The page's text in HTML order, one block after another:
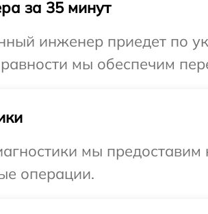
за 35 минут
инженер приедет по
мы обеспечим
мы
операции.